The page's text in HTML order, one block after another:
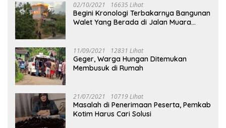
02/10/2021 16635 Lihat
Begini Kronologi Terbakarnya Bangunan
Walet Yang Berada di Jalan Muara
11/09/2021 12831 Lihat
Geger, Warga Hungan Ditemukan
Membusuk di Rumah
21/07/2021 10719 Lihat
Masalah di Penerimaan Peserta, Pemkab
Kotim Harus Cari Solusi